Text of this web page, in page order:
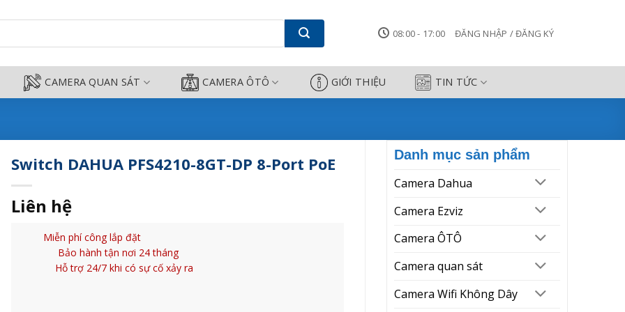
PoE - Camera Công Thành
08:00 - 17:00 ĐĂNG NHẬP / ĐĂNG KÝ
CAMERA QUAN SÁT CAMERA ÔTÔ GIỚI THIỆU TIN TỨC
Danh mục sản phẩm
Camera Dahua
Camera Ezviz
Camera ÔTÔ
Camera quan sát
Camera Wifi Không Dây
Switch DAHUA PFS4210-8GT-DP 8-Port PoE
Liên hệ
Miễn phí công lắp đặt
Bảo hành tận nơi 24 tháng
Hỗ trợ 24/7 khi có sự cố xảy ra